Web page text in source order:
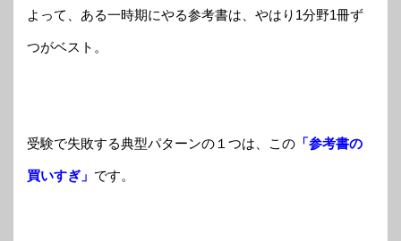
よって、ある一時期にやる参考書は、やはり1分野1冊ず
つがベスト。
受験で失敗する典型パターンの１つは、この 「参考書の
買いすぎ」 です。